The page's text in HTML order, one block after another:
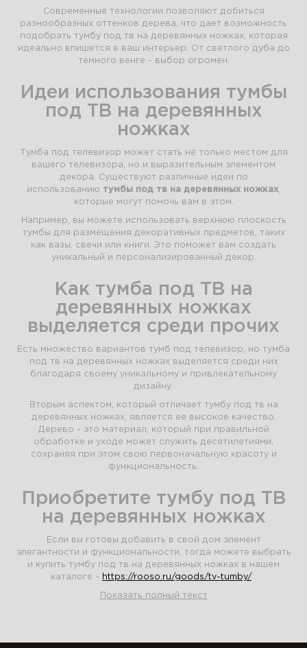
Современные технологии позволяют добиться
разнообразных оттенков дерева, что дает возможность
подобрать тумбу под тв на деревянных ножках, которая
идеально впишется в ваш интерьер. От светлого дуба до
темного венге - выбор огромен.
Идеи использования тумбы
под ТВ на деревянных
ножках
Тумба под телевизор может стать не только местом для
вашего телевизора, но и выразительным элементом
декора. Существуют различные идеи по
использованию тумбы под тв на деревянных ножках
которые могут помочь вам в этом.
Например, вы можете использовать верхнюю плоскость
тумбы для размещения декоративных предметов, таких
как вазы, свечи или книги. Это поможет вам создать
уникальный и персонализированный декор.
Как тумба под ТВ на
деревянных ножках
выделяется среди прочих
Есть множество вариантов тумб под телевизор, но тумба
под тв на деревянных ножках выделяется среди них
благодаря своему уникальному и привлекательному
дизайну.
Вторым аспектом, который отличает тумбу под тв на
деревянных ножках, является ее высокое качество.
Дерево - это материал, который при правильной
обработке и уходе может служить десятилетиями,
сохраняя при этом свою первоначальную красоту и
функциональность.
Приобретите тумбу под ТВ
на деревянных ножках
Если вы готовы добавить в свой дом элемент
элегантности и функциональности, тогда можете выбрать
и купить тумбу под тв на деревянных ножках в нашем
каталоге -
https://rooso.ru/goods/tv-tumby/
Показать полный текст